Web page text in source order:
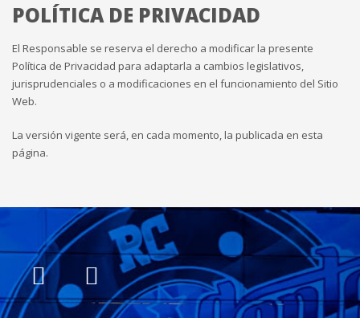
POLÍTICA DE PRIVACIDAD
El Responsable se reserva el derecho a modificar la presente
Política de Privacidad para adaptarla a cambios legislativos,
jurisprudenciales o a modificaciones en el funcionamiento del Sitio
Web.
La versión vigente será, en cada momento, la publicada en esta
página.